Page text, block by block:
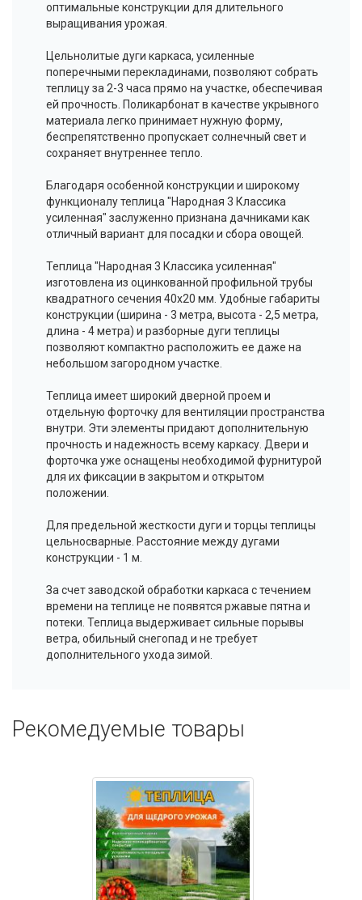
оптимальные конструкции для длительного
выращивания урожая.
Цельнолитые дуги каркаса, усиленные
поперечными перекладинами, позволяют собрать
теплицу за 2-3 часа прямо на участке, обеспечивая
ей прочность. Поликарбонат в качестве укрывного
материала легко принимает нужную форму,
беспрепятственно пропускает солнечный свет и
сохраняет внутреннее тепло.
Благодаря особенной конструкции и широкому
функционалу теплица "Народная 3 Классика
усиленная" заслуженно признана дачниками как
отличный вариант для посадки и сбора овощей.
Теплица "Народная 3 Классика усиленная"
изготовлена из оцинкованной профильной трубы
квадратного сечения 40x20 мм. Удобные габариты
конструкции (ширина - 3 метра, высота - 2,5 метра,
длина - 4 метра) и разборные дуги теплицы
позволяют компактно расположить ее даже на
небольшом загородном участке.
Теплица имеет широкий дверной проем и
отдельную форточку для вентиляции пространства
внутри. Эти элементы придают дополнительную
прочность и надежность всему каркасу. Двери и
форточка уже оснащены необходимой фурнитурой
для их фиксации в закрытом и открытом
положении.
Для предельной жесткости дуги и торцы теплицы
цельносварные. Расстояние между дугами
конструкции - 1 м.
За счет заводской обработки каркаса с течением
времени на теплице не появятся ржавые пятна и
потеки. Теплица выдерживает сильные порывы
ветра, обильный снегопад и не требует
дополнительного ухода зимой.
Рекомедуемые товары